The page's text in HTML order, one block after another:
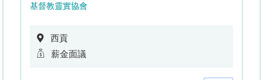
基督教靈實協會
西貢
薪金面議